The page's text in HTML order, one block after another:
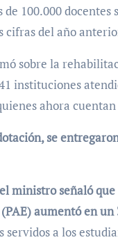
100.000
cifras del año
sobre la
instituciones
ahora
se
ministro señaló
aumentó en un
a los